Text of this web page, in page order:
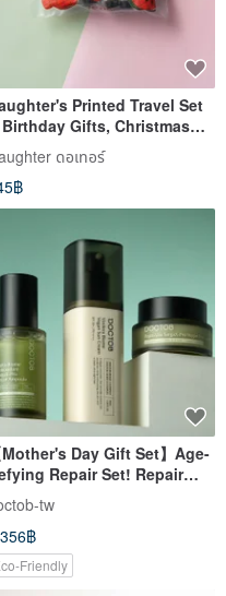
Printed Travel Set
Birthday Gifts, Christmas
ดอเทอร์
฿
Mother's Day Gift Set】Age-
Repair Set! Repair
+ Eye Cream +
Lotion
tw
฿
Friendly